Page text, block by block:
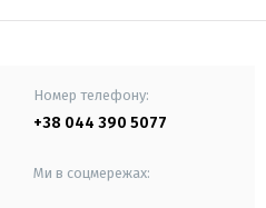
Номер телефону:
+38 044 390 5077
Ми в соцмережах: